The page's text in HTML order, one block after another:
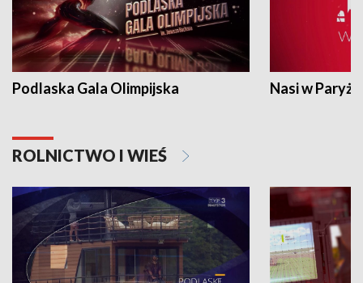
Podlaska Gala Olimpijska Nasi w Paryżu
ROLNICTWO I WIEŚ